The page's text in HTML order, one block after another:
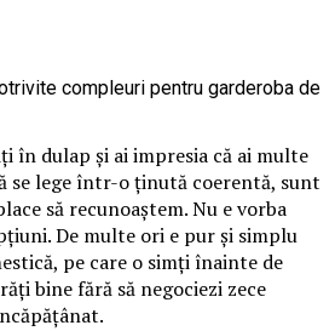
în dulap și ai impresia că ai multe
se lege într-o ținută coerentă, sunt
să recunoaștem. Nu e vorba
De multe ori e pur și simplu
pe care o simți înainte de
bine fără să negociezi zece